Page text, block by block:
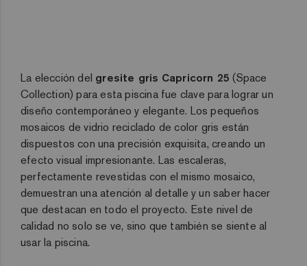
La elección del gresite gris Capricorn 25 (Space
Collection) para esta piscina fue clave para lograr un
diseño contemporáneo y elegante. Los pequeños
mosaicos de vidrio reciclado de color gris están
dispuestos con una precisión exquisita, creando un
efecto visual impresionante. Las escaleras,
perfectamente revestidas con el mismo mosaico,
demuestran una atención al detalle y un saber hacer
que destacan en todo el proyecto. Este nivel de
calidad no solo se ve, sino que también se siente al
usar la piscina.